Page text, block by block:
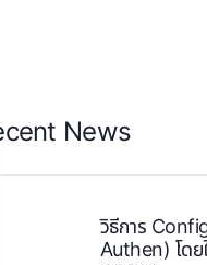
News
วิธีการ
Authen) โดย